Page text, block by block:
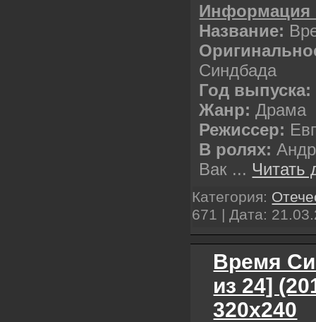
Название:
Синдбада
Год выпуска:
Жанр:Драма
Режиссер:
В ролях:
Вак ... Читать
Категория:
671 | Дата:
Время
из 24]
320х240